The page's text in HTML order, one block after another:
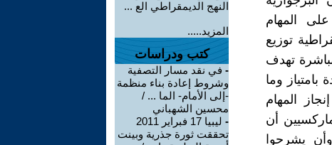
على المهام
توزيع
تهدف
وما
المهام
أن
يشرحوا
النهج الديمقراطي الع ...
المزيد.....
كتب ودراسات
- في نقد مسار التصفية
وشروط إعادة بناء منظمة
-إلى الأمام- الما ... /
محسين الشهباني
-
ليبيا 17 فبراير 2011
تحققت ثورة جذرية وبينت